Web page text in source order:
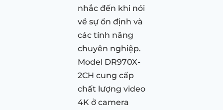
nhắc đến khi nói
về sự ổn định và
các tính năng
chuyên nghiệp.
Model DR970X-
2CH cung cấp
chất lượng video
4K ở camera